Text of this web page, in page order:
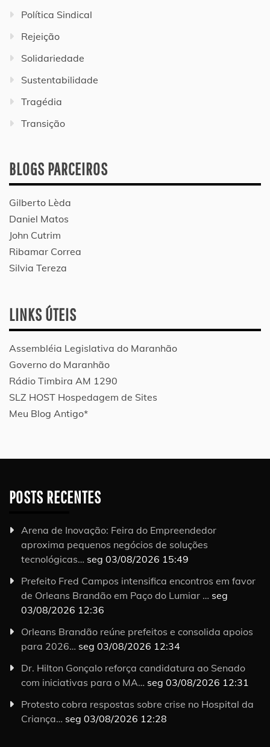
Política Sindical
Rejeição
Solidariedade
Sustentabilidade
Tragédia
Transição
BLOGS PARCEIROS
Gilberto Lèda
Daniel Matos
John Cutrim
Ribamar Correa
Silvia Tereza
LINKS ÚTEIS
Assembléia Legislativa do Maranhão
Governo do Maranhão
Rádio Timbira AM 1290
SLZ HOST Hospedagem de Sites
Meu Blog Antigo*
POSTS RECENTES
Arena de Inovação: Feira do Empreendedor
aproxima pequenos negócios de soluções
tecnológicas… seg 03/08/2026 15:49
Prefeito Fred Campos intensifica encontros em favor
de Orleans Brandão em Paço do Lumiar … seg
03/08/2026 12:36
Orleans Brandão reúne prefeitos e consolida apoios
para 2026… seg 03/08/2026 12:34
Dr. Hilton Gonçalo reforça candidatura ao Senado
com iniciativas para o MA… seg 03/08/2026 12:31
Protesto cobra respostas sobre crise no Hospital da
Criança… seg 03/08/2026 12:28